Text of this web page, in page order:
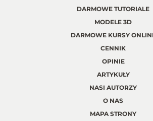
DARMOWE TUTORIALE
MODELE 3D
DARMOWE KURSY
CENNIK
OPINIE
ARTYKUŁY
NASI AUTORZY
O NAS
MAPA STRONY